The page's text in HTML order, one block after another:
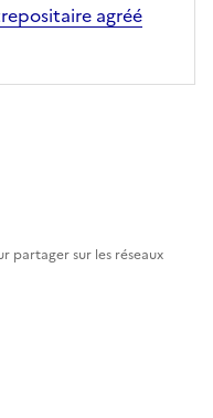
agréé
partager sur les réseaux